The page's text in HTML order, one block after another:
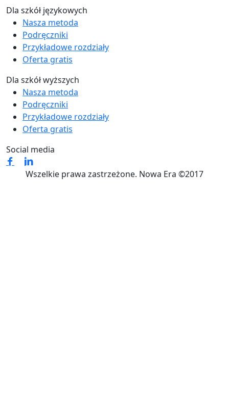
Dla szkół językowych
Nasza metoda
Podręczniki
Przykładowe rozdziały
Oferta gratis
Dla szkół wyższych
Nasza metoda
Podręczniki
Przykładowe rozdziały
Oferta gratis
Social media
Wszelkie prawa zastrzeżone. Nowa Era ©2017